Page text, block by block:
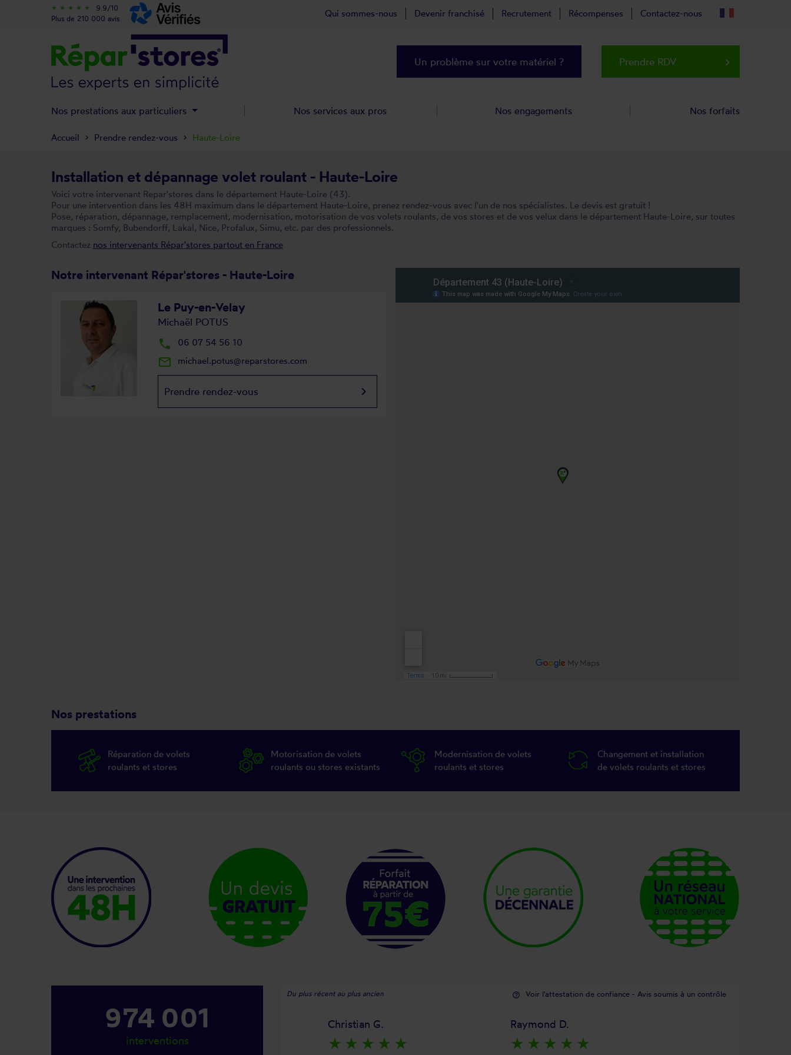
Installation et dépannage volet roulant - Haute-Loire
Voici votre intervenant Repar'stores dans le département Haute-Loire (43).
Pour une intervention dans les 48H maximum dans le département Haute-Loire, prenez rendez-vous avec l'un de nos spécialistes. Le devis est gratuit !
Pose, réparation, dépannage, remplacement, modernisation, motorisation de vos volets roulants, de vos stores et de vos velux dans le département Haute-Loire, sur toutes
marques : Somfy, Bubendorff, Lakal, Nice, Profalux, Simu, etc. par des professionnels.
Contactez nos intervenants Répar'stores partout en France
Notre intervenant Répar'stores - Haute-Loire
Le Puy-en-Velay
Michaël POTUS
local_phone 06 07 54 56 10
mail_outline michael.potus@reparstores.com
Prendre rendez-vous keyboard_arrow_right
Nos prestations
Réparation de volets
roulants et stores
Motorisation de volets
roulants ou stores existants
Modernisation de volets
roulants et stores
Changement et installation
de volets roulants et stores
1 167 001
interventions
Du plus récent au plus ancien help_outline Voir l'attestation de confiance - Avis soumis à un contrôle
Christian G.
star_rate star_rate star_rate star_rate star_rate
Raymond D.
star_rate star_rate star_rate star_rate star_rate
Accueil Prendre rendez-vous Haute-Loire
star_rate star_rate star_rate star_rate star_rate
9.9/10
Plus de 210 000 avis
Qui sommes-nous Devenir franchisé Recrutement Récompenses Contactez-nous
Un problème sur votre matériel ? Prendre RDV keyboard_arrow_right
Nos prestations aux particuliers Nos services aux pros Nos engagements Nos forfaits